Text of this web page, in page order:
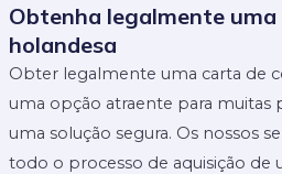
Obtenha legalmente
holandesa
Obter legalmente uma carta de
uma opção atraente para muitas
uma solução segura. Os nossos
todo o processo de aquisição de